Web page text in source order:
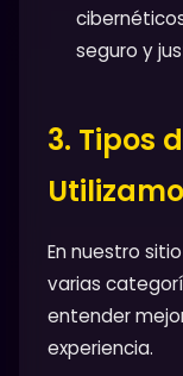
seguro y
3. Tipos
En nuestro
varias
entender
experiencia.